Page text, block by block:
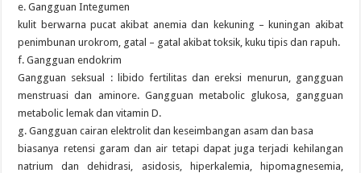
e. Gangguan Integumen
kulit berwarna pucat akibat anemia dan kekuning – kuningan akibat
penimbunan urokrom, gatal – gatal akibat toksik, kuku tipis dan rapuh.
f. Gangguan endokrim
Gangguan seksual : libido fertilitas dan ereksi menurun, gangguan
menstruasi dan aminore. Gangguan metabolic glukosa, gangguan
metabolic lemak dan vitamin D.
g. Gangguan cairan elektrolit dan keseimbangan asam dan basa
biasanya retensi garam dan air tetapi dapat juga terjadi kehilangan
natrium dan dehidrasi, asidosis, hiperkalemia, hipomagnesemia,